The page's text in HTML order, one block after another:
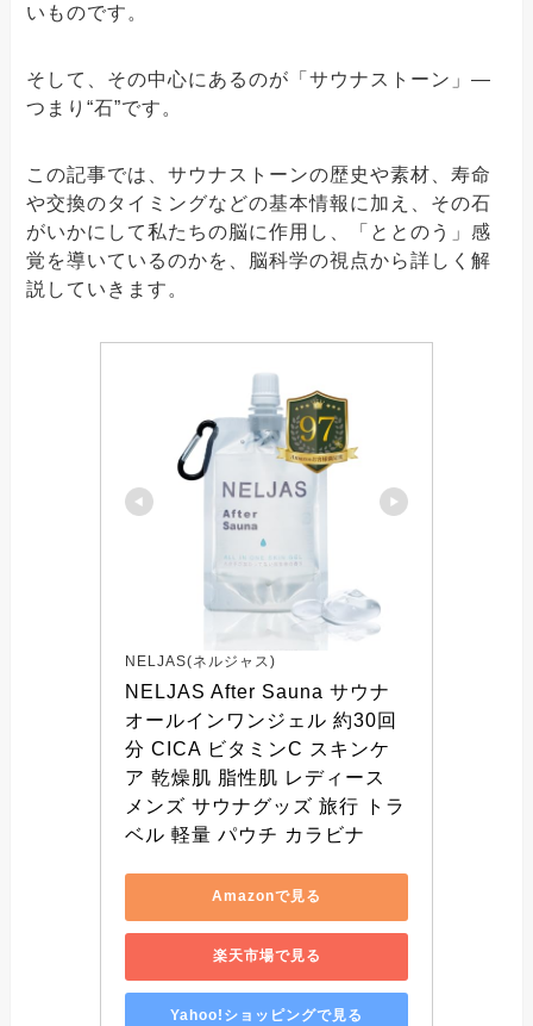
いものです。
そして、その中心にあるのが「サウナストーン」―
つまり“石”です。
この記事では、サウナストーンの歴史や素材、寿命
や交換のタイミングなどの基本情報に加え、その石
がいかにして私たちの脳に作用し、「ととのう」感
覚を導いているのかを、脳科学の視点から詳しく解
説していきます。
NELJAS(ネルジャス)
NELJAS After Sauna サウナ
オールインワンジェル 約30回
分 CICA ビタミンC スキンケ
ア 乾燥肌 脂性肌 レディース
メンズ サウナグッズ 旅行 トラ
ベル 軽量 パウチ カラビナ
Amazonで見る
楽天市場で見る
Yahoo!ショッピングで見る